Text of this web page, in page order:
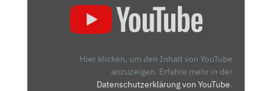
Hier klicken, um den Inhalt von YouTube
anzuzeigen. Erfahre mehr in der
Datenschutzerklärung von YouTube.